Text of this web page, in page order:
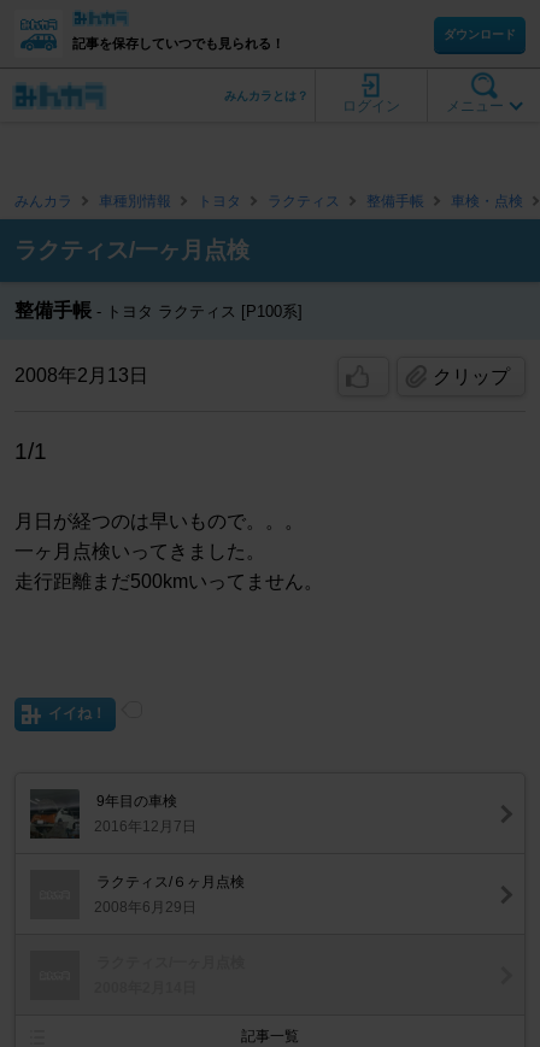
記事を保存していつでも見られる！
ダウンロード
メニュー
ログイン
みんカラとは？
みんカラ 車種別情報 トヨタ ラクティス 整備手帳 車検・点検
ラクティス/一ヶ月点検
整備手帳 トヨタ ラクティス [P100系]
2008年2月13日 クリップ
1/1
月日が経つのは早いもので。。。
一ヶ月点検いってきました。
走行距離まだ500kmいってません。
イイね！
9年目の車検
2016年12月7日
ラクティス/６ヶ月点検
2008年6月29日
記事一覧